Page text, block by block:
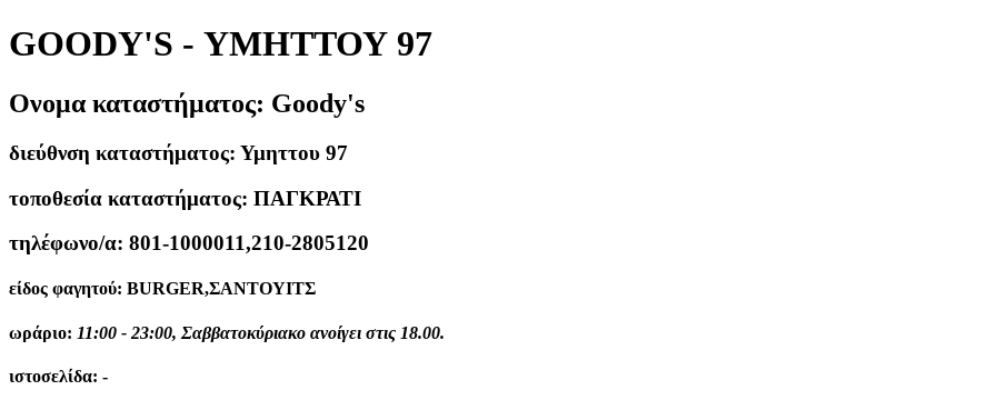
GOODY'S - ΥΜΗΤΤΟΥ 97
Ονομα καταστήματος: Goody's
διεύθνση καταστήματος: Υμηττου 97
τοποθεσία καταστήματος: ΠΑΓΚΡΑΤΙ
τηλέφωνο/α: 801-1000011,210-2805120
είδος φαγητού: BURGER,ΣΑΝΤΟΥΙΤΣ
ωράριο: 11:00 - 23:00, Σαββατοκύριακο ανοίγει στις 18.00.
ιστοσελίδα: -